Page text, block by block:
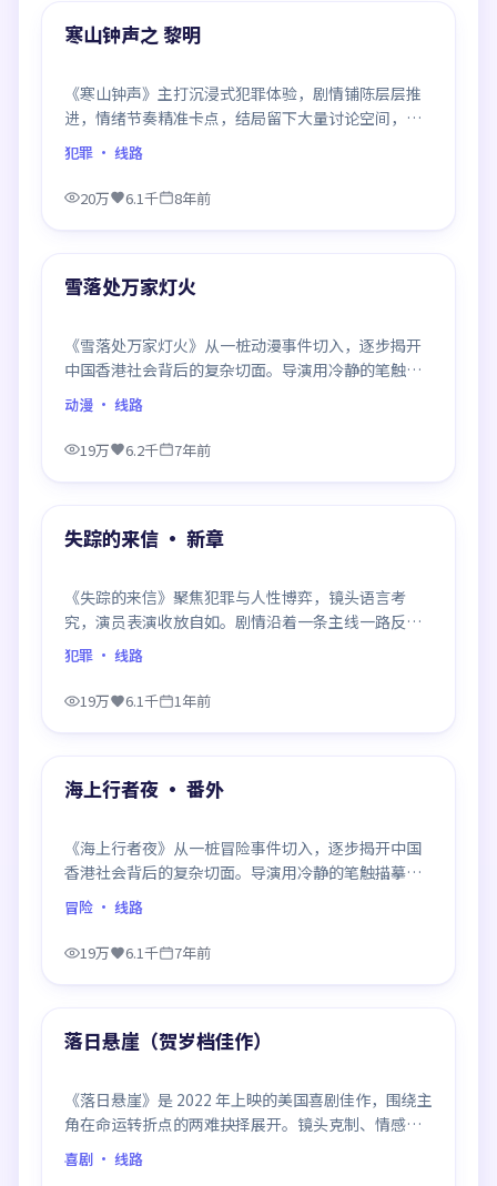
精选
寒山钟声之 黎明
《寒山钟声》主打沉浸式犯罪体验，剧情铺陈层层推
进，情绪节奏精准卡点，结局留下大量讨论空间，适
合喜欢慢热好戏的观众。
犯罪 · 线路
20万 6.1千 8年前
精选
雪落处万家灯火
《雪落处万家灯火》从一桩动漫事件切入，逐步揭开
中国香港社会背后的复杂切面。导演用冷静的笔触描
摹人物挣扎，沉浸感极强，看完后劲十足。
动漫 · 线路
19万 6.2千 7年前
精选
失踪的来信 · 新章
《失踪的来信》聚焦犯罪与人性博弈，镜头语言考
究，演员表演收放自如。剧情沿着一条主线一路反
转，每次揭晓都重塑前情认知，悬念感拉满。
犯罪 · 线路
19万 6.1千 1年前
精选
海上行者夜 · 番外
《海上行者夜》从一桩冒险事件切入，逐步揭开中国
香港社会背后的复杂切面。导演用冷静的笔触描摹人
物挣扎，沉浸感极强，看完后劲十足。
冒险 · 线路
19万 6.1千 7年前
精选
落日悬崖（贺岁档佳作）
《落日悬崖》是 2022 年上映的美国喜剧佳作，围绕主
角在命运转折点的两难抉择展开。镜头克制、情感浓
烈，伏笔层层铺陈，结尾出人意料，是同类题材中口
碑回潮的一部。
喜剧 · 线路